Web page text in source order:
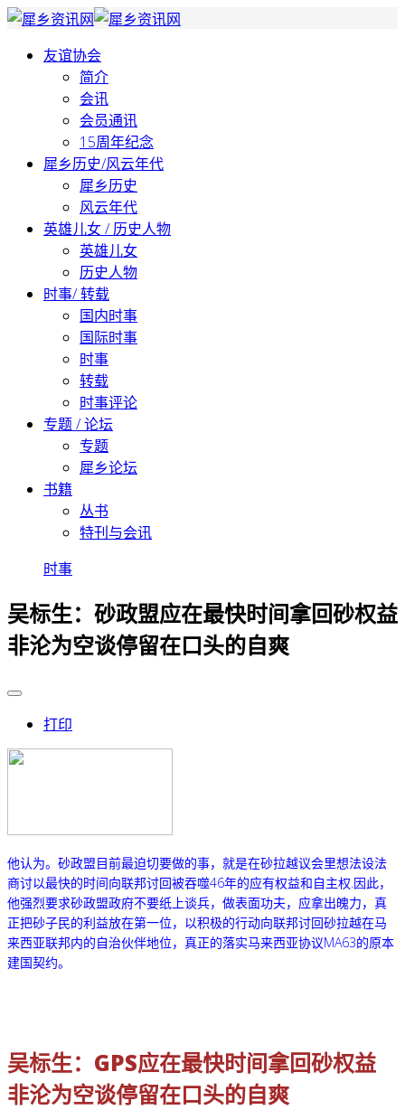
友谊协会
简介
会讯
会员通讯
15周年纪念
犀乡历史/风云年代
犀乡历史
风云年代
英雄儿女 / 历史人物
英雄儿女
历史人物
时事/ 转载
国内时事
国际时事
时事
转载
时事评论
专题 / 论坛
专题
犀乡论坛
书籍
丛书
特刊与会讯
时事
吴标生：砂政盟应在最快时间拿回砂权益
非沦为空谈停留在口头的自爽
打印
他认为。砂政盟目前最迫切要做的事，就是在砂拉越议会里想法设法
商讨以最快的时间向联邦讨回被吞噬46年的应有权益和自主权.因此，
他强烈要求砂政盟政府不要纸上谈兵，做表面功夫，应拿出魄力，真
正把砂子民的利益放在第一位，以积极的行动向联邦讨回砂拉越在马
来西亚联邦内的自治伙伴地位，真正的落实马来西亚协议MA63的原本
建国契约。
吴标生：GPS应在最快时间拿回砂权益
非沦为空谈停留在口头的自爽